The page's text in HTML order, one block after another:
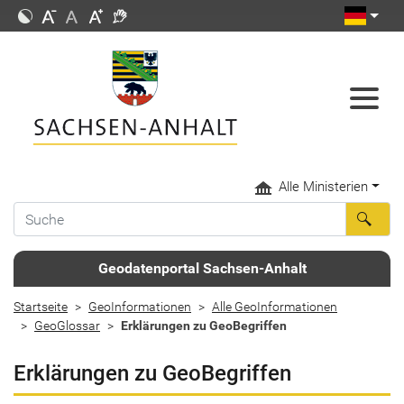
Alle Ministerien
Geodatenportal Sachsen-Anhalt
Startseite GeoInformationen
Alle GeoInformationen
GeoGlossar
Erklärungen zu GeoBegriffen
Erklärungen zu GeoBegriffen